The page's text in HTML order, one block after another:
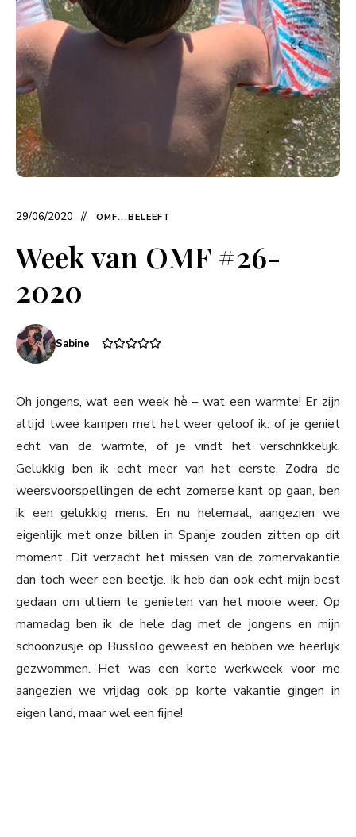
29/06/2020 OMF...BELEEFT
Week van OMF #26-
2020
Sabine
Oh jongens, wat een week hè – wat een warmte! Er zijn
altijd twee kampen met het weer geloof ik: of je geniet
echt van de warmte, of je vindt het verschrikkelijk.
Gelukkig ben ik echt meer van het eerste. Zodra de
weersvoorspellingen de echt zomerse kant op gaan, ben
ik een gelukkig mens. En nu helemaal, aangezien we
eigenlijk met onze billen in Spanje zouden zitten op dit
moment. Dit verzacht het missen van de zomervakantie
dan toch weer een beetje. Ik heb dan ook echt mijn best
gedaan om ultiem te genieten van het mooie weer. Op
mamadag ben ik de hele dag met de jongens en mijn
schoonzusje op Bussloo geweest en hebben we heerlijk
gezwommen. Het was een korte werkweek voor me
aangezien we vrijdag ook op korte vakantie gingen in
eigen land, maar wel een fijne!